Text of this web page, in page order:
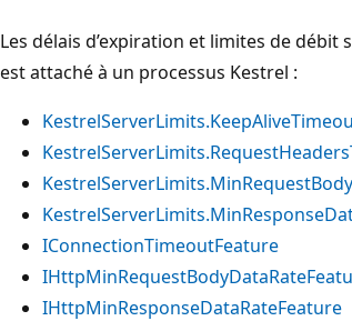
Les délais d’expiration et limites de
est attaché à un processus Kestrel :
IConnectionTimeoutFeature
IHttpMinResponseDataRateFeature